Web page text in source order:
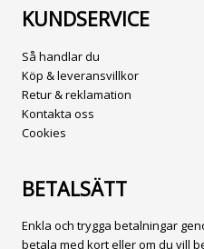
KUNDSERVICE
Så handlar du
Köp & leveransvillkor
Retur & reklamation
Kontakta oss
Cookies
BETALSÄTT
Enkla och trygga betalningar
betala med kort eller om du vill